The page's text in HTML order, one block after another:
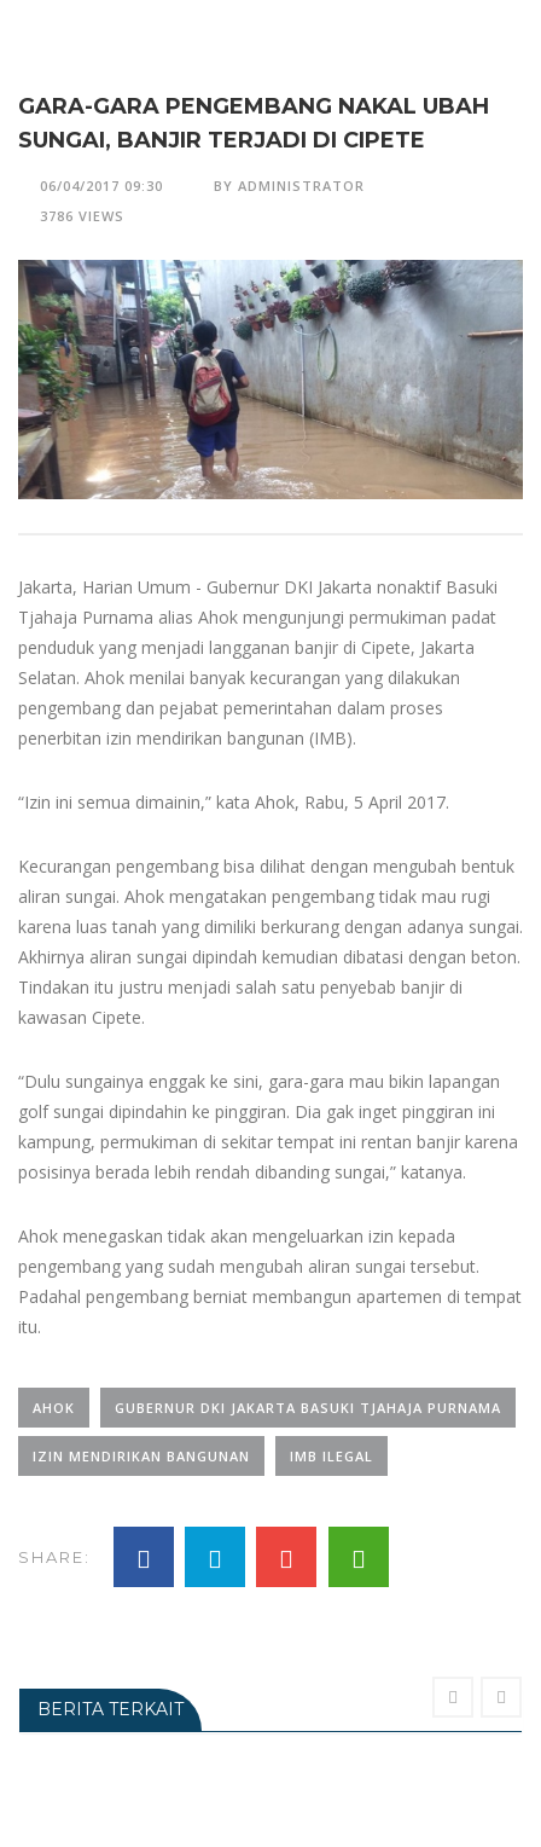
GARA-GARA PENGEMBANG NAKAL UBAH
SUNGAI, BANJIR TERJADI DI CIPETE
06/04/2017 09:30
BY ADMINISTRATOR
3786 VIEWS
Jakarta, Harian Umum - Gubernur DKI Jakarta nonaktif Basuki
Tjahaja Purnama alias Ahok mengunjungi permukiman padat
penduduk yang menjadi langganan banjir di Cipete, Jakarta
Selatan. Ahok menilai banyak kecurangan yang dilakukan
pengembang dan pejabat pemerintahan dalam proses
penerbitan izin mendirikan bangunan (IMB).
“Izin ini semua dimainin,” kata Ahok, Rabu, 5 April 2017.
Kecurangan pengembang bisa dilihat dengan mengubah bentuk
aliran sungai. Ahok mengatakan pengembang tidak mau rugi
karena luas tanah yang dimiliki berkurang dengan adanya sungai.
Akhirnya aliran sungai dipindah kemudian dibatasi dengan beton.
Tindakan itu justru menjadi salah satu penyebab banjir di
kawasan Cipete.
“Dulu sungainya enggak ke sini, gara-gara mau bikin lapangan
golf sungai dipindahin ke pinggiran. Dia gak inget pinggiran ini
kampung, permukiman di sekitar tempat ini rentan banjir karena
posisinya berada lebih rendah dibanding sungai,” katanya.
Ahok menegaskan tidak akan mengeluarkan izin kepada
pengembang yang sudah mengubah aliran sungai tersebut.
Padahal pengembang berniat membangun apartemen di tempat
itu.
AHOK GUBERNUR DKI JAKARTA BASUKI TJAHAJA PURNAMA
IZIN MENDIRIKAN BANGUNAN IMB ILEGAL
SHARE:
BERITA TERKAIT